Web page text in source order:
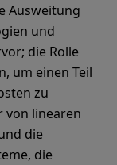
Ausweitung
und
die Rolle
um einen Teil
zu
von linearen
die
die